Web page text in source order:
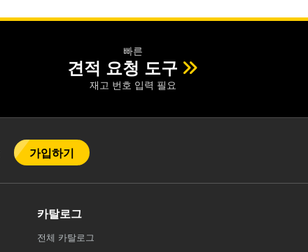
빠른
견적 요청 도구
재고 번호 입력 필요
가입하기
카탈로그
전체 카탈로그